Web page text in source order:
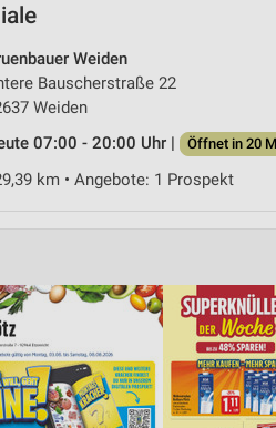
Weiden
Bauscherstraße 22
Weiden
07:00 - 20:00 Uhr |
Öffnet in 20
km • Angebote: 1 Prospekt